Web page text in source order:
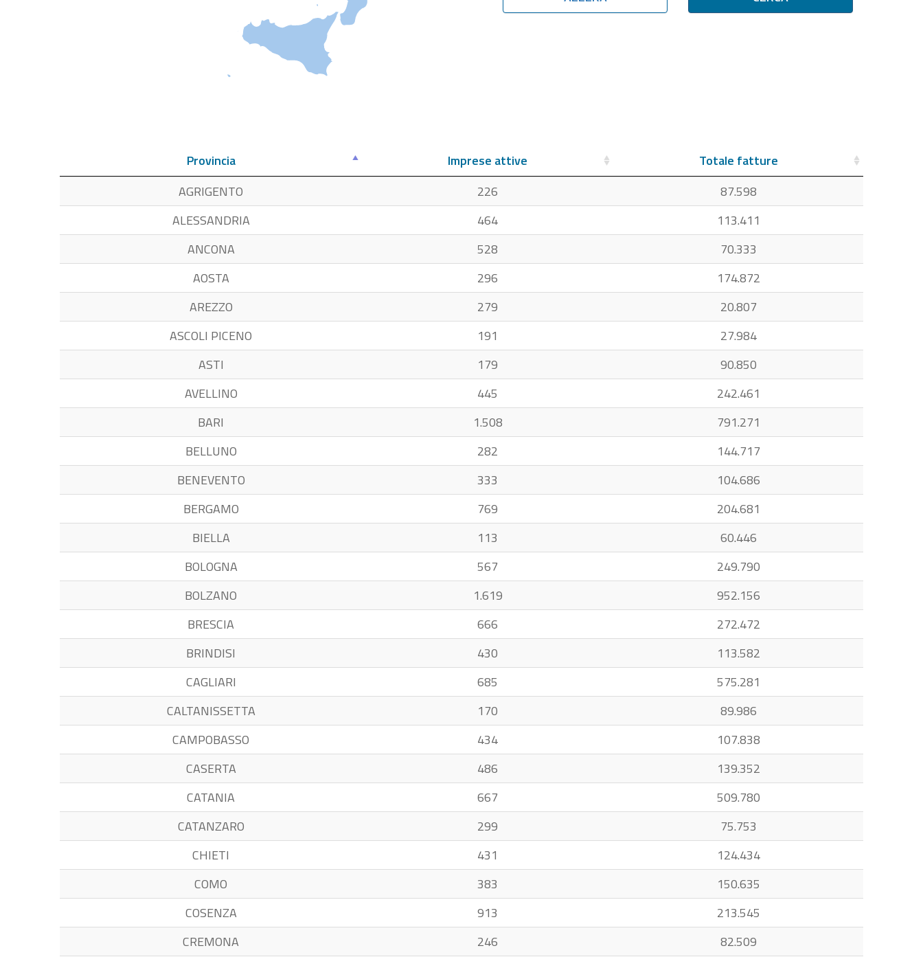
Provincia Imprese attive
Totale fatture
AGRIGENTO
226
87.598
ALESSANDRIA
464
113.411
ANCONA
528
70.333
AOSTA
296
174.872
AREZZO
279
20.807
ASCOLI PICENO
191
27.984
ASTI
179
90.850
AVELLINO
445
242.461
BARI
1.508
791.271
BELLUNO
282
144.717
BENEVENTO
333
104.686
BERGAMO
769
204.681
BIELLA
113
60.446
BOLOGNA
567
249.790
BOLZANO
1.619
952.156
BRESCIA
666
272.472
BRINDISI
430
113.582
CAGLIARI
685
575.281
CALTANISSETTA
170
89.986
CAMPOBASSO
434
107.838
CASERTA
486
139.352
CATANIA
667
509.780
CATANZARO
299
75.753
CHIETI
431
124.434
COMO
383
150.635
COSENZA
913
213.545
CREMONA
246
82.509